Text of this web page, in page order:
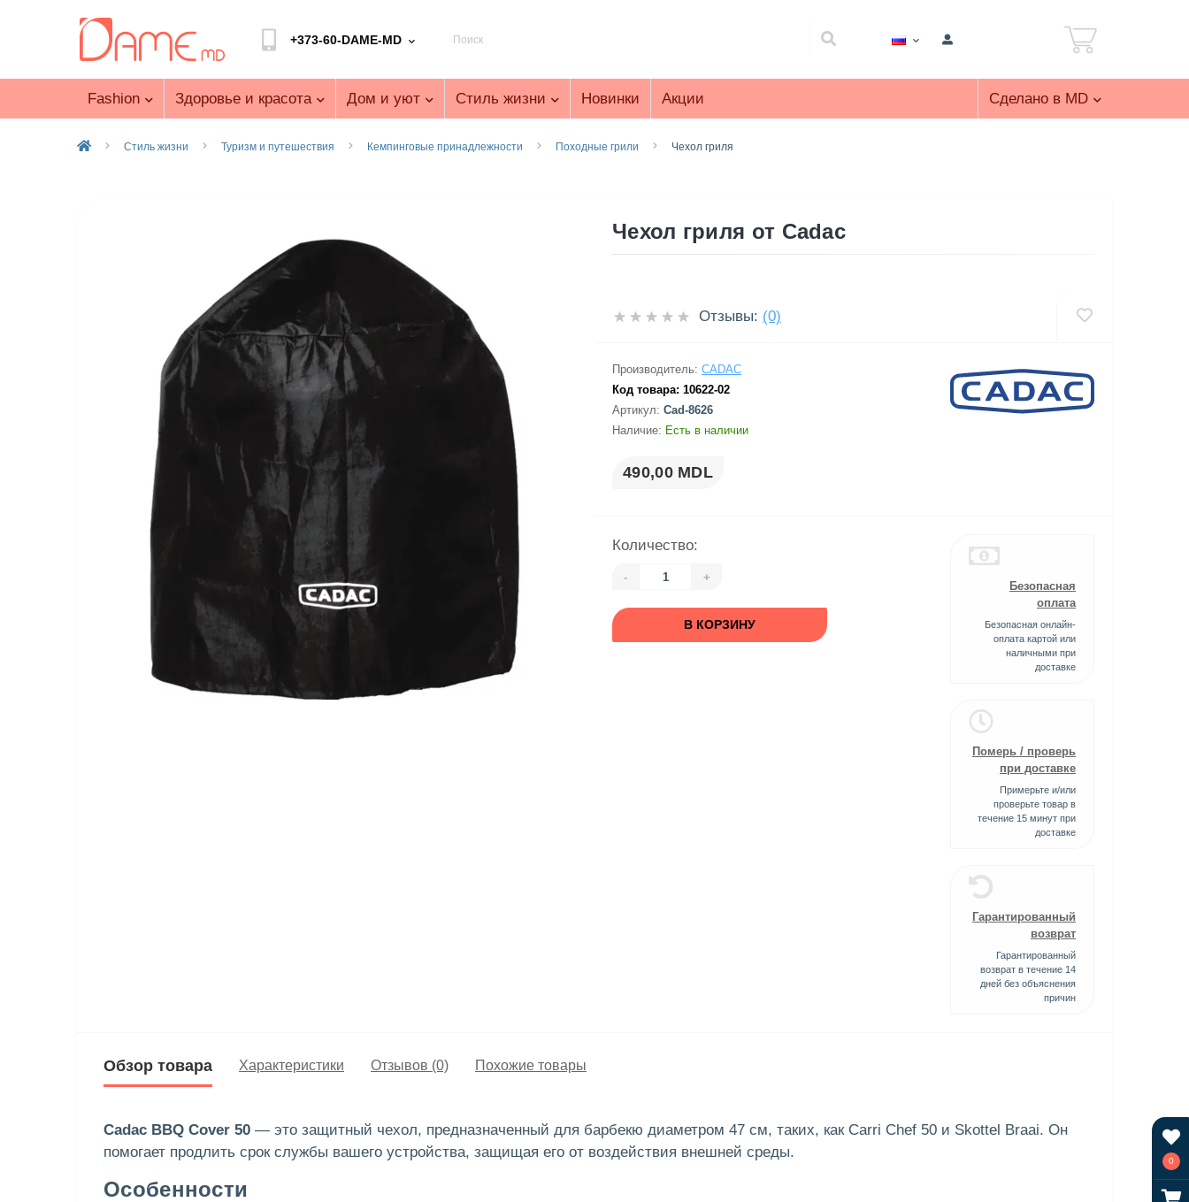
0
+373-60-DAME-MD
Fashion Здоровье и красота Дом и уют Стиль жизни Новинки Акции Сделано в MD
Стиль жизни Туризм и путешествия Кемпинговые принадлежности Походные грили Чехол гриля
Чехол гриля от Cadac
Отзывы: (0)
Производитель: CADAC
Код товара: 10622-02
Артикул: Cad-8626
Наличие: Есть в наличии
490,00 MDL
Количество:
- +
В КОРЗИНУ
Безопасная
оплата
Безопасная онлайн-
оплата картой или
наличными при
доставке
Померь / проверь
при доставке
Примерьте и/или
проверьте товар в
течение 15 минут при
доставке
Гарантированный
возврат
Гарантированный
возврат в течение 14
дней без объяснения
причин
Обзор товара Характеристики Отзывов (0) Похожие товары
Cadac BBQ Cover 50 — это защитный чехол, предназначенный для барбекю диаметром 47 см, таких, как Carri Chef 50 и Skottel Braai. Он
помогает продлить срок службы вашего устройства, защищая его от воздействия внешней среды.
Особенности